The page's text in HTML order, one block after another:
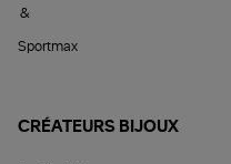
&
Sportmax
CRÉATEURS BIJOUX